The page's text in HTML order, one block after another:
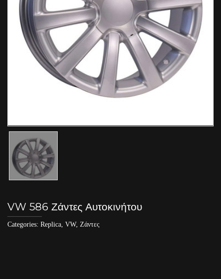
VW 586 Ζάντες Αυτοκινήτου
Categories: Replica VW, Ζάντες